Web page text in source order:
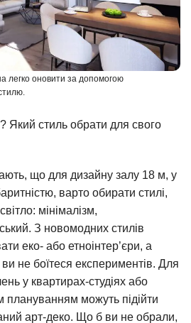
легко оновити за допомогою
Який стиль обрати для свого
що для дизайну залу 18 м, у
варто обирати стилі,
мінімалізм,
З новомодних стилів
еко- або етноінтер’єри, а
не боїтеся експериментів. Для
у квартирах-студіях або
плануванням можуть підійти
арт-деко. Що б ви не обрали,